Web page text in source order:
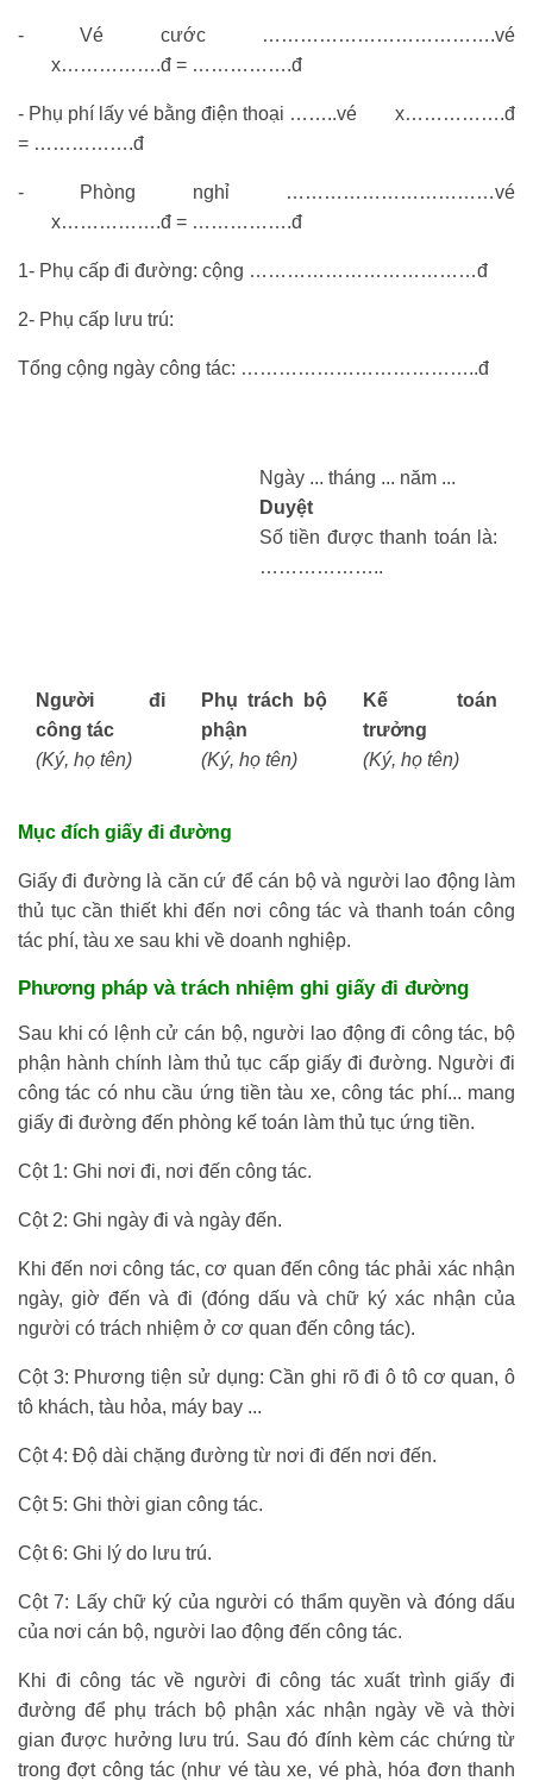
- Vé cước ……………………………….vé
x…………….đ = …………….đ
- Phụ phí lấy vé bằng điện thoại ……..vé x…………….đ
= …………….đ
- Phòng nghỉ ……………………………vé
x…………….đ = …………….đ
1- Phụ cấp đi đường: cộng ………………………………đ
2- Phụ cấp lưu trú:
Tổng cộng ngày công tác: ………………………………..đ
Ngày ... tháng ... năm ...
Duyệt
Số tiền được thanh toán là:
………………..
Người đi
công tác
(Ký, họ tên)
Phụ trách bộ
phận
(Ký, họ tên)
Kế toán
trưởng
(Ký, họ tên)
Mục đích giấy đi đường
Giấy đi đường là căn cứ để cán bộ và người lao động làm
thủ tục cần thiết khi đến nơi công tác và thanh toán công
tác phí, tàu xe sau khi về doanh nghiệp.
Phương pháp và trách nhiệm ghi giấy đi đường
Sau khi có lệnh cử cán bộ, người lao động đi công tác, bộ
phận hành chính làm thủ tục cấp giấy đi đường. Người đi
công tác có nhu cầu ứng tiền tàu xe, công tác phí... mang
giấy đi đường đến phòng kế toán làm thủ tục ứng tiền.
Cột 1: Ghi nơi đi, nơi đến công tác.
Cột 2: Ghi ngày đi và ngày đến.
Khi đến nơi công tác, cơ quan đến công tác phải xác nhận
ngày, giờ đến và đi (đóng dấu và chữ ký xác nhận của
người có trách nhiệm ở cơ quan đến công tác).
Cột 3: Phương tiện sử dụng: Cần ghi rõ đi ô tô cơ quan, ô
tô khách, tàu hỏa, máy bay ...
Cột 4: Độ dài chặng đường từ nơi đi đến nơi đến.
Cột 5: Ghi thời gian công tác.
Cột 6: Ghi lý do lưu trú.
Cột 7: Lấy chữ ký của người có thẩm quyền và đóng dấu
của nơi cán bộ, người lao động đến công tác.
Khi đi công tác về người đi công tác xuất trình giấy đi
đường để phụ trách bộ phận xác nhận ngày về và thời
gian được hưởng lưu trú. Sau đó đính kèm các chứng từ
trong đợt công tác (như vé tàu xe, vé phà, hóa đơn thanh